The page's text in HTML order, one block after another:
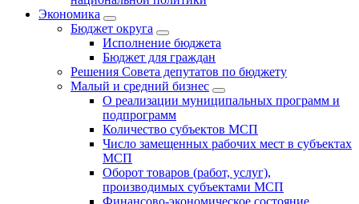
Экономика
Бюджет округa
Исполнение бюджета
Бюджет для граждан
Решения Совета депутатов по бюджету
Малый и средний бизнес
О реализации муниципальных программ и
подпрограмм
Количество субъектов МСП
Число замещенных рабочих мест в субъектах
МСП
Оборот товаров (работ, услуг),
производимых субъектами МСП
Финансово-экономическое состояние